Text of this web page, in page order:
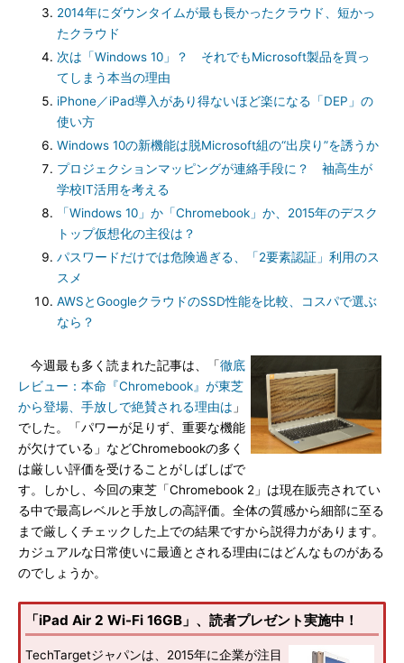
2014年にダウンタイムが最も長かったクラウド、短かっ
たクラウド
次は「Windows 10」？ それでもMicrosoft製品を買っ
てしまう本当の理由
iPhone／iPad導入があり得ないほど楽になる「DEP」の
使い方
Windows 10の新機能は脱Microsoft組の“出戻り”を誘うか
プロジェクションマッピングが連絡手段に？ 袖高生が
学校IT活用を考える
「Windows 10」か「Chromebook」か、2015年のデスク
トップ仮想化の主役は？
パスワードだけでは危険過ぎる、「2要素認証」利用のス
スメ
AWSとGoogleクラウドのSSD性能を比較、コスパで選ぶ
なら？
今週最も多く読まれた記事は、「徹底
レビュー：本命『Chromebook』が東芝
から登場、手放しで絶賛される理由は 」
でした。「パワーが足りず、重要な機能
が欠けている」などChromebookの多く
は厳しい評価を受けることがしばしばで
す。しかし、今回の東芝「Chromebook 2」は現在販売されてい
る中で最高レベルと手放しの高評価。全体の質感から細部に至る
まで厳しくチェックした上での結果ですから説得力があります。
カジュアルな日常使いに最適とされる理由にはどんなものがある
のでしょうか。
「iPad Air 2 Wi-Fi 16GB」、読者プレゼント実施中！
TechTargetジャパンは、2015年に企業が注目